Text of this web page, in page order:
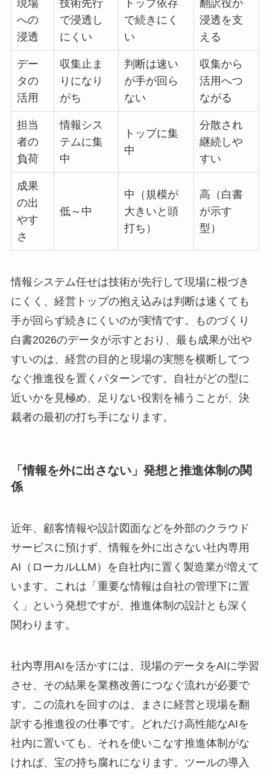
現場
への
浸透
技術先行
で浸透し
にくい
トップ依存
で続きにく
い
翻訳役が
浸透を支
える
デー
タの
活用
収集止ま
りになり
がち
判断は速い
が手が回ら
ない
収集から
活用へつ
ながる
担当
者の
負荷
情報シス
テムに集
中
トップに集
中
分散され
継続しや
すい
成果
の出
やす
さ
低～中
中（規模が
大きいと頭
打ち）
高（白書
が示す
型）
情報システム任せは技術が先行して現場に根づき
にくく、経営トップの抱え込みは判断は速くても
手が回らず続きにくいのが実情です。ものづくり
白書2026のデータが示すとおり、最も成果が出や
すいのは、経営の目的と現場の実態を横断してつ
なぐ推進役を置くパターンです。自社がどの型に
近いかを見極め、足りない役割を補うことが、決
裁者の最初の打ち手になります。
「情報を外に出さない」発想と推進体制の関
係
近年、顧客情報や設計図面などを外部のクラウド
サービスに預けず、情報を外に出さない社内専用
AI（ローカルLLM）を自社内に置く製造業が増えて
います。これは「重要な情報は自社の管理下に置
く」という発想ですが、推進体制の設計とも深く
関わります。
社内専用AIを活かすには、現場のデータをAIに学習
させ、その結果を業務改善につなぐ流れが必要で
す。この流れを回すのは、まさに経営と現場を翻
訳する推進役の仕事です。どれだけ高性能なAIを
社内に置いても、それを使いこなす推進体制がな
ければ、宝の持ち腐れになります。ツールの導入